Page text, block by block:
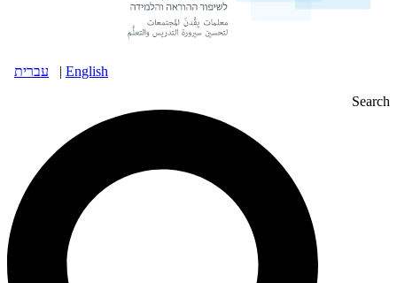
English
| עברית
Search